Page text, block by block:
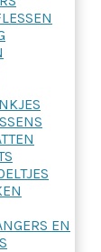
EN